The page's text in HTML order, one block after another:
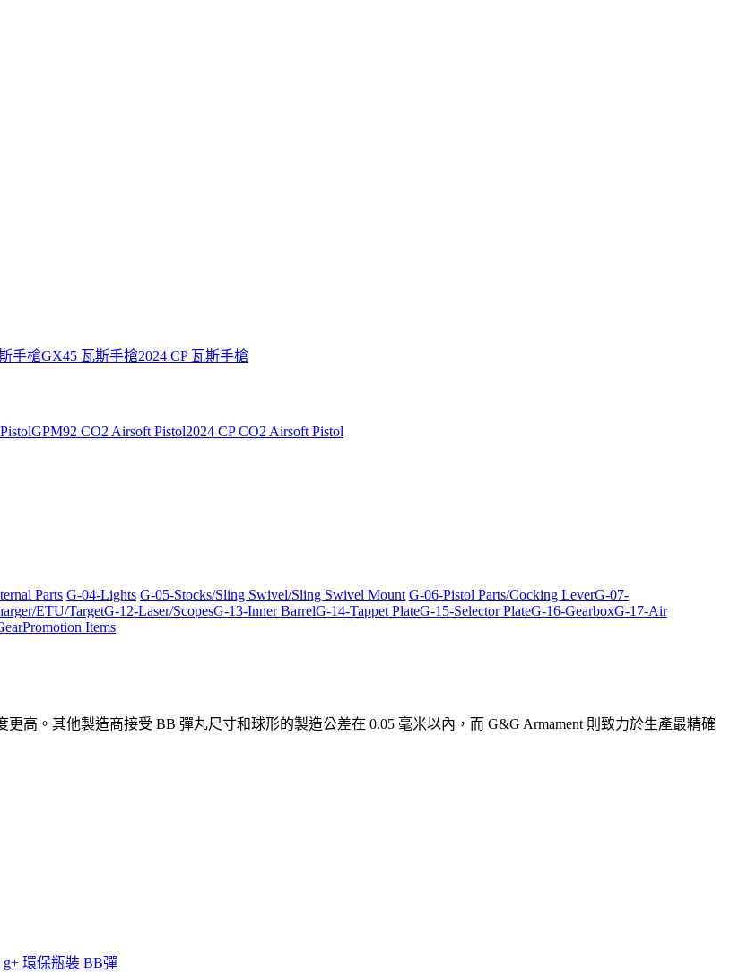
手槍GX45 瓦斯手槍2024 CP 瓦斯手槍
GPM92 CO2 Airsoft Pistol2024 CP CO2 Airsoft Pistol
Parts G-04-Lights G-05-Stocks/Sling Swivel/Sling Swivel Mount G-06-Pistol Parts/Cocking LeverG-07-
ETU/TargetG-12-Laser/ScopesG-13-Inner BarrelG-14-Tappet PlateG-15-Selector PlateG-16-GearboxG-17-Air
Promotion Items
高。其他製造商接受 BB 彈丸尺寸和球形的製造公差在 0.05 毫米以內，而 G&G Armament 則致力於生產最精確
g+ 環保瓶裝 BB彈